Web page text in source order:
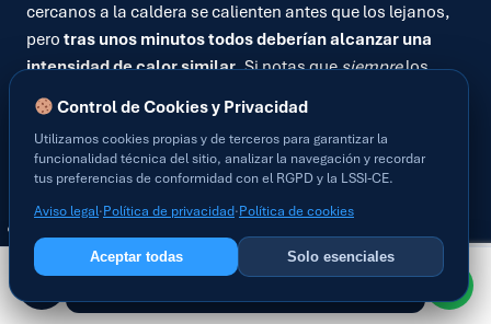
cercanos a la caldera se calienten antes que los lejanos,
pero tras unos minutos todos deberían alcanzar una
intensidad de calor similar. Si notas quesiemprelos
mismos radiadores están
aún pasado un buen rato, es señal de desequilibrio. Los
primeros pueden estar recibiendo demasiado caudal y los
últimos muy poco.
por ejemplo, el salón (con radiador cerca de la
del fondo de la casa está frío incluso con su radiador
Control de Cookies y Privacidad
Utilizamos cookies propias y de terceros para garantizar la
funcionalidad técnica del sitio, analizar la navegación y recordar
tus preferencias de conformidad con el RGPD y la LSSI-CE.
Aviso legal·Política de privacidad·Política de cookies
Aceptar todas Solo esenciales